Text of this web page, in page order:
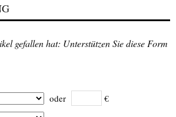
gefallen hat: Unterstützen Sie diese Form
oder €